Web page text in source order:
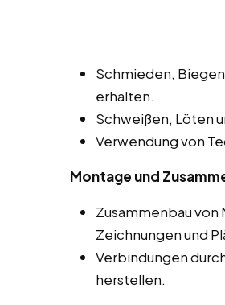
Schmieden,
erhalten.
Schweißen, Löten
Verwendung von
Montage und
Zusammenbau
Zeichnungen und
Verbindungen
herstellen.